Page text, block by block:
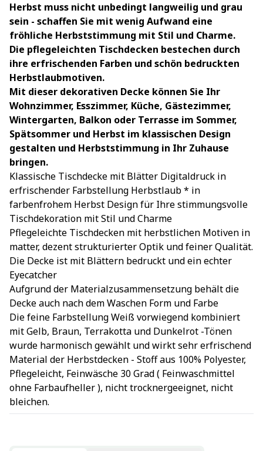
Herbst muss nicht unbedingt langweilig und grau
sein - schaffen Sie mit wenig Aufwand eine
fröhliche Herbststimmung mit Stil und Charme.
Die pflegeleichten Tischdecken bestechen durch
ihre erfrischenden Farben und schön bedruckten
Herbstlaubmotiven.
Mit dieser dekorativen Decke können Sie Ihr
Wohnzimmer, Esszimmer, Küche, Gästezimmer,
Wintergarten, Balkon oder Terrasse im Sommer,
Spätsommer und Herbst im klassischen Design
gestalten und Herbststimmung in Ihr Zuhause
bringen.
Klassische Tischdecke mit Blätter Digitaldruck in
erfrischender Farbstellung Herbstlaub * in
farbenfrohem Herbst Design für Ihre stimmungsvolle
Tischdekoration mit Stil und Charme
Pflegeleichte Tischdecken mit herbstlichen Motiven in
matter, dezent strukturierter Optik und feiner Qualität.
Die Decke ist mit Blättern bedruckt und ein echter
Eyecatcher
Aufgrund der Materialzusammensetzung behält die
Decke auch nach dem Waschen Form und Farbe
Die feine Farbstellung Weiß vorwiegend kombiniert
mit Gelb, Braun, Terrakotta und Dunkelrot -Tönen
wurde harmonisch gewählt und wirkt sehr erfrischend
Material der Herbstdecken - Stoff aus 100% Polyester,
Pflegeleicht, Feinwäsche 30 Grad ( Feinwaschmittel
ohne Farbaufheller ), nicht trocknergeeignet, nicht
bleichen.